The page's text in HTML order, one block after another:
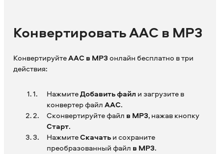
Конвертировать AAC в MP3
КонвертируйтеAAC в MP3онлайн бесплатно в три
действия:
НажмитеДобавить файл и загрузите в
конвертер файлAAC.
Сконвертируйте файл в MP3, нажав кнопку
Старт.
НажмитеСкачатьи сохраните
преобразованный файл в MP3.